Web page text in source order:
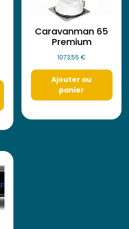
Caravanman 65
Premium
1073,55€
Ajouter au
panier